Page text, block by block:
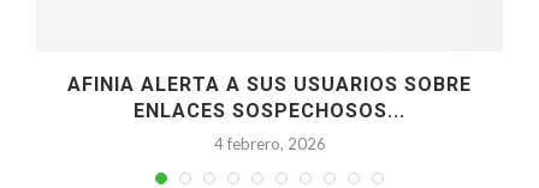
AFINIA ALERTA A SUS USUARIOS SOBRE
ENLACES SOSPECHOSOS...
4 febrero, 2026